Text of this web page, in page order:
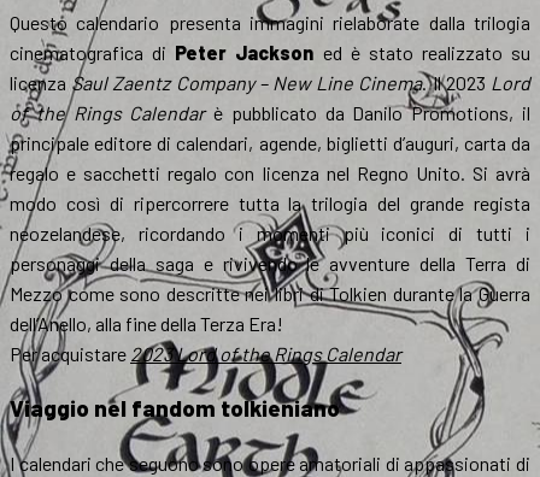
Questo calendario presenta immagini rielaborate dalla trilogia
cinematografica di Peter Jackson ed è stato realizzato su
licenza Saul Zaentz Company – New Line Cinema. Il 2023 Lord
of the Rings Calendarè pubblicato da Danilo Promotions, il
principale editore di calendari, agende, biglietti d’auguri, carta da
regalo e sacchetti regalo con licenza nel Regno Unito. Si avrà
modo così di ripercorrere tutta la trilogia del grande regista
neozelandese, ricordando i momenti più iconici di tutti i
personaggi della saga e rivivendo le avventure della Terra di
Mezzo come sono descritte nei libri di Tolkien durante la Guerra
dell’Anello, alla fine della Terza Era!
Per acquistare 2023 Lord of the Rings Calendar
Viaggio nel fandom tolkieniano
I calendari che seguono sono opere amatoriali di appassionati di